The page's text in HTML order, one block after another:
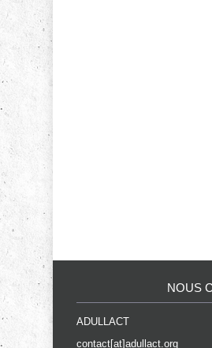
NOUS
ADULLACT
contact[at]adullact.org